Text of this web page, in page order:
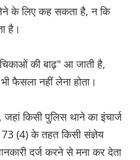
के लिए कह सकता है, न कि
है।
की बाढ़" आ जाती है,
फैसला नहीं लेना होता।
किसी पुलिस थाने का इंचार्ज
(4) के तहत किसी संज्ञेय
दर्ज करने से मना कर देता